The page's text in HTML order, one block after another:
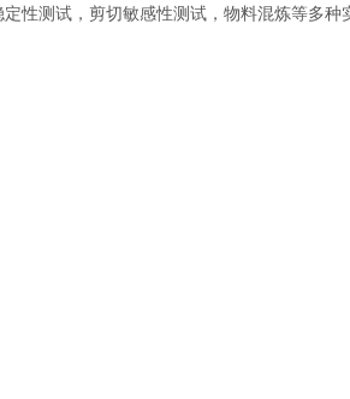
性测试，剪切敏感性测试，物料混炼等多种